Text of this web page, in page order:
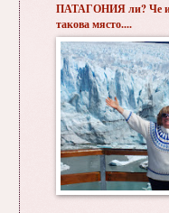
ПАТАГОНИЯ ли? Че
такова място....